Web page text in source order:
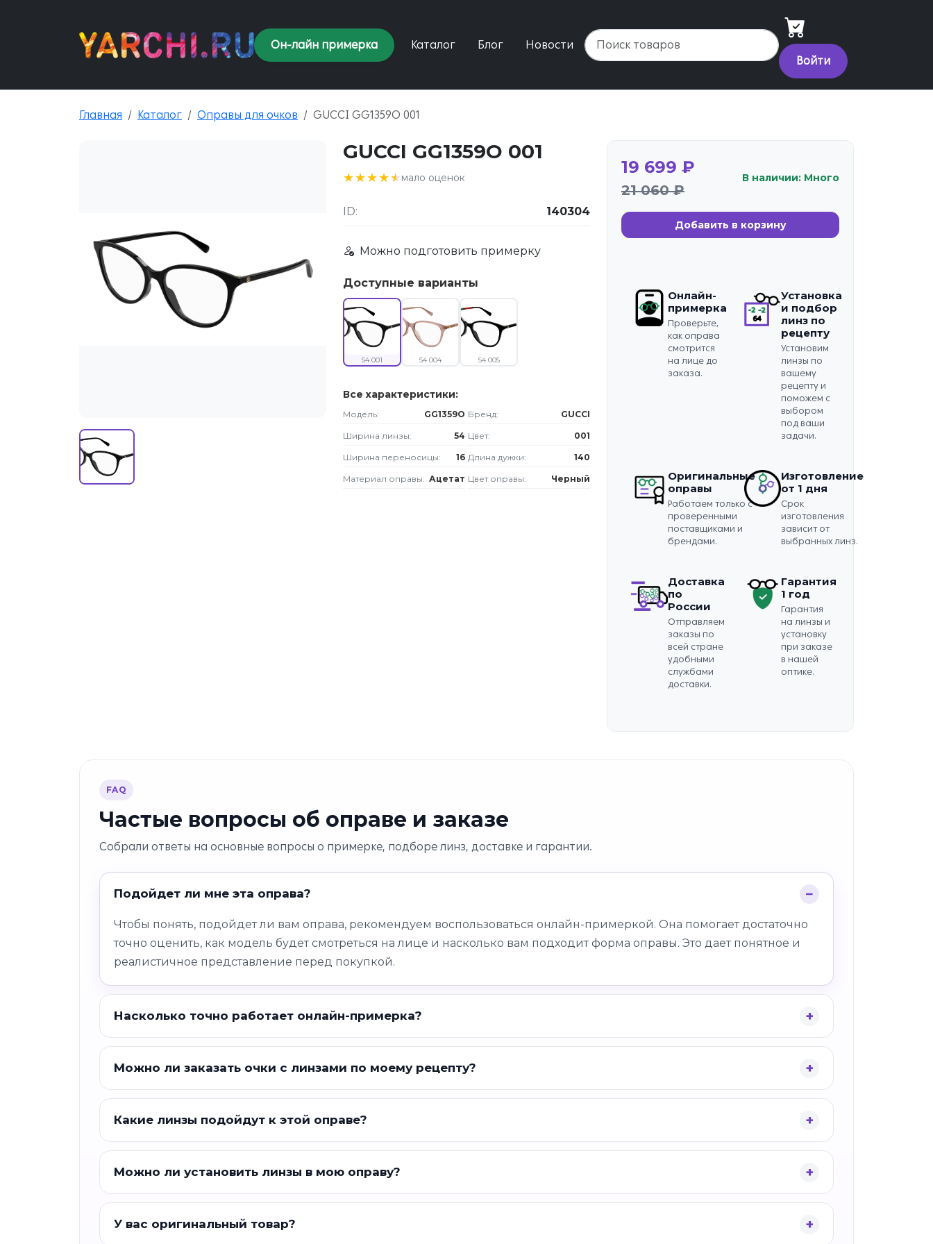
Он-лайн примерка Каталог Блог
Новости
Войти
Главная Каталог Оправы для очков GUCCI GG1359O 001
GUCCI GG1359O 001
★★★★★
★★★★★мало оценок
ID: 140304
Можно подготовить примерку
Доступные варианты
54 001 54 004 54 005
Все характеристики:
Модель: GG1359O Бренд: GUCCI
Ширина линзы: 54 Цвет: 001
Ширина переносицы: 16 Длина дужки: 140
Материал оправы: Ацетат Цвет оправы: Черный
19 699 ₽
21 060 ₽
В наличии: Много
Добавить в корзину
Онлайн-
примерка
Проверьте,
как оправа
смотрится
на лице до
заказа.
Установка
и подбор
линз по
рецепту
Установим
линзы по
вашему
рецепту и
поможем с
выбором
под ваши
задачи.
Оригинальные
оправы
Работаем только с
проверенными
поставщиками и
брендами.
Изготовление
от 1 дня
Срок
изготовления
зависит от
выбранных линз.
Доставка
по
России
Отправляем
заказы по
всей стране
удобными
службами
доставки.
Гарантия
1 год
Гарантия
на линзы и
установку
при заказе
в нашей
оптике.
FAQ
Частые вопросы об оправе и заказе
Собрали ответы на основные вопросы о примерке, подборе линз, доставке и гарантии.
Подойдет ли мне эта оправа?
Чтобы понять, подойдет ли вам оправа, рекомендуем воспользоваться онлайн-примеркой. Она помогает достаточно
точно оценить, как модель будет смотреться на лице и насколько вам подходит форма оправы. Это дает понятное и
реалистичное представление перед покупкой.
Насколько точно работает онлайн-примерка?
Можно ли заказать очки с линзами по моему рецепту?
Какие линзы подойдут к этой оправе?
Можно ли установить линзы в мою оправу?
У вас оригинальный товар?